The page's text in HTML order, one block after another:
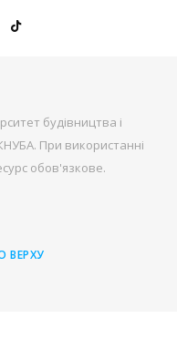
будівництва і
При використанні
обов'язкове.
ВЕРХУ